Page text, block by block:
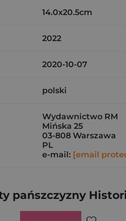
14.0x20.5cm
2022
2020-10-07
polski
Wydawnictwo RM
Mińska 25
03-808 Warszawa
PL
e-mail: [email
pańszczyzny